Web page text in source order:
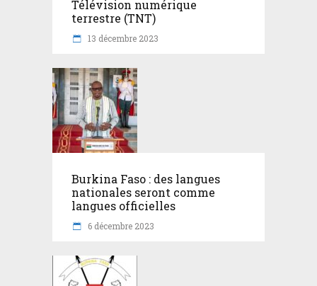
Télévision numérique
terrestre (TNT)
13 décembre 2023
Burkina Faso : des langues
nationales seront comme
langues officielles
6 décembre 2023